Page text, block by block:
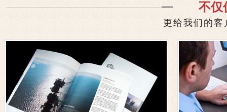
不仅
更给我们的